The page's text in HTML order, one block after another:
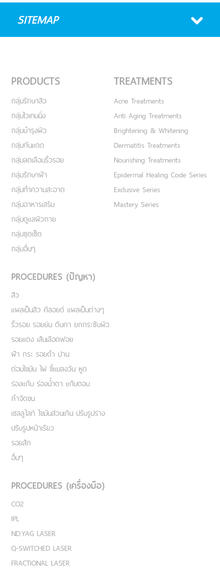
SITEMAP
PRODUCTS
กลุ่มรักษาสิว
กลุ่มไวเทนนิ่ง
กลุ่มบำรุงผิว
กลุ่มกันแดด
กลุ่มลดเลือนริ้วรอย
กลุ่มรักษาฝ้า
กลุ่มทำความสะอาด
กลุ่มอาหารเสริม
กลุ่มดูแลผิวกาย
กลุ่มชุดเซ็ต
กลุ่มอื่นๆ
TREATMENTS
Acne Treatments
Anti Aging Treatments
Brightening & Whitening
Dermatitis Treatments
Nourishing Treatments
Epidermal Healing Code Series
Exclusive Series
Mastery Series
PROCEDURES (ปัญหา)
สิว
แผลเป็นสิว คีลอยด์ แผลเป็นต่างๆ
ริ้วรอย รอยย่น ตีนกา ยกกระชับผิว
รอยแดง เส้นเลือดฟอย
ฝ้า กระ รอยดำ ปาน
ต่อมไขมัน ไฝ ขี้แมลงวัน หูด
ร่องแก้ม ร่องน้ำตา แก้มตอบ
กำจัดขน
เชลลูไลท์ ไขมันส่วนเกิน ปรับรูปร่าง
ปรับรูปหน้าเรียว
รอยสัก
อื่นๆ
PROCEDURES (เครื่องมือ)
CO2
IPL
ND:YAG LASER
Q-SWITCHED LASER
FRACTIONAL LASER